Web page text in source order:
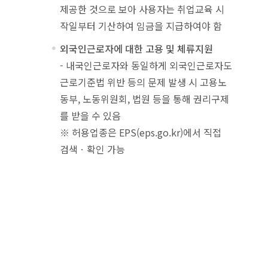
제공한 것으로 보아 사용자는 취업교육 시
작일부터 기산하여 임금을 지급하여야 함
외국인근로자에 대한 고용 및 체류지원
- 내국인근로자와 동일하게 외국인근로자도
근로기준법 위반 등의 문제 발생 시 고용노
동부, 노동위원회, 법원 등을 통해 권리구제
를 받을 수 있음
※ 허용업종은 EPS(eps.go.kr)에서 직접
검색ㆍ확인 가능